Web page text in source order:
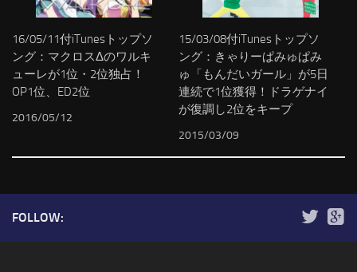
16/05/11付iTunesトップソ
ング：マクロスΔのワルキ
ューレが1位・2位独占！
OP1位、ED2位
2016/05/12
15/03/08付iTunesトップソ
ング：きゃりーぱみゅぱみ
ゅ「もんだいガール」が5日
連続で1位獲得！ドラゲナイ
が復調し2位をキープ
2015/03/09
FOLLOW: